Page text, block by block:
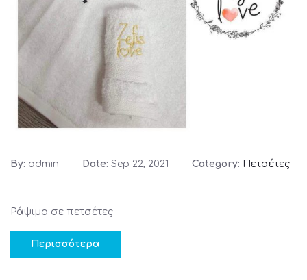
By: admin Date: Sep 22, 2021 Category: Πετσέτες
Ράψιμο σε πετσέτες
Περισσότερα